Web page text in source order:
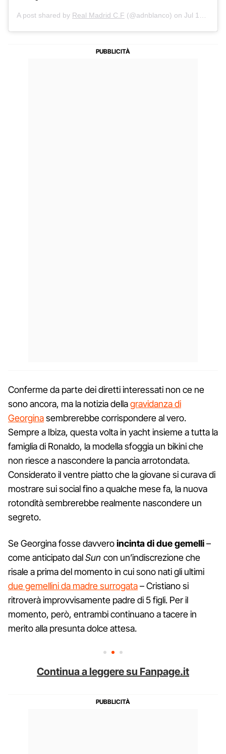
A post shared by Real Madrid C.F (@adnblanco) on Jul 10, 2017 at 6:06am PDT
Conferme da parte dei diretti interessati non ce ne
sono ancora, ma la notizia dellagravidanza di
Georginasembrerebbe corrispondere al vero.
Sempre a Ibiza, questa volta in yacht insieme a tutta la
famiglia di Ronaldo, la modella sfoggia un bikini che
non riesce a nascondere la pancia arrotondata.
Considerato il ventre piatto che la giovane si curava di
mostrare sui social fino a qualche mese fa, la nuova
rotondità sembrerebbe realmente nascondere un
segreto.
Se Georgina fosse davveroincinta di due gemelli–
come anticipato dalSun con un’indiscrezione che
risale a prima del momento in cui sono nati gli ultimi
due gemellini da madre surrogata– Cristiano si
ritroverà improvvisamente padre di 5 figli. Per il
momento, però, entrambi continuano a tacere in
merito alla presunta dolce attesa.
Continua a leggere su Fanpage.it